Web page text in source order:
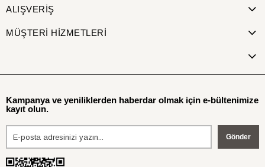
ALIŞVERİŞ
MÜŞTERİ HİZMETLERİ
Kampanya ve yeniliklerden haberdar olmak için e-bültenimize
kayıt olun.
Gönder